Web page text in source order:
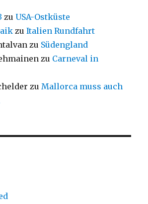
zuUSA-Ostküste
zuItalien Rundfahrt
zu Südengland
zu Carneval in
zu Mallorca muss auch